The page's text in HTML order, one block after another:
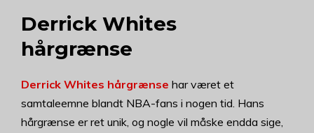
Derrick Whites
hårgrænse
Derrick Whites hårgrænse har været et
samtaleemne blandt NBA-fans i nogen tid. Hans
hårgrænse er ret unik, og nogle vil måske endda sige,